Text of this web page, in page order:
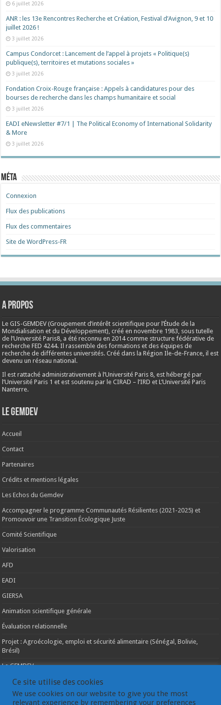
6 juillet 2026
ANR : les 13e Rencontres Recherche et Création, Festival d’Avignon, 9 et 10
juillet 2026 !
3 juillet 2026
Campus Condorcet : Lancement de l’appel à projets « Politique(s)
publique(s), territoires et mutations sociales »
3 juillet 2026
Fondation Croix-Rouge française : Appels à candidatures pour des
bourses de recherche dans les champs humanitaire et social
3 juillet 2026
EADI eNewsletter #7/1 | The Political Economy of International Solidarity
& More
3 juillet 2026
Méta
Connexion
Flux des publications
Flux des commentaires
Site de WordPress-FR
A propos
Le GIS-GEMDEV (Groupement d’intérêt scientifique pour l’Étude de la
Mondialisation et du Développement), créé ennovembre 1983, sous tutelle
de l’Université Paris8, a été reconnu en 2014 comme structure fédérative de
recherche FED 4244. Il rassemble des formations et des équipes de
recherche de différentes universités. Créé dans la Région Ile-de-France, il est
devenu un réseau national.
Il est rattaché administrativement à l’Université Paris 8, est hébergé par
l’Université Paris 1 et est soutenu par le CIRAD – l’IRD et L’Université Paris
Nanterre.
Le Gemdev
Accueil
Contact
Partenaires
Crédits et mentions légales
Les Echos du Gemdev
Accompagner le programme Communautés Résilientes (2021-2025) et
Promouvoir une Transition Écologique Juste
Comité Scientifique
Valorisation
AFD
EADI
GIERSA
Animation scientifique générale
Évaluation relationnelle
Projet : Agroécologie, emploi et sécurité alimentaire (Sénégal, Bolivie,
Brésil)
Le GEMDEV
La pluridisciplinarité
La coopération internationale
Ce site utilise des cookies
We use cookies on our website to give you the most
relevant experience by remembering your preferences